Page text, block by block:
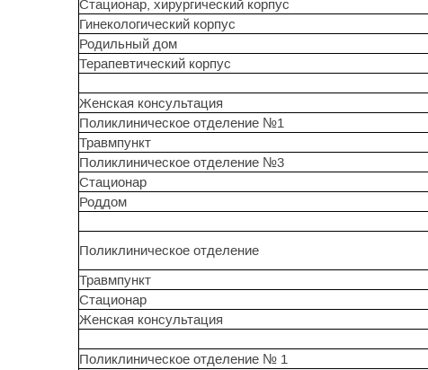
Стационар, хирургический корпус
Гинекологический корпус
Родильный дом
Терапевтический корпус
Женская консультация
Поликлиническое отделение №1
Травмпункт
Поликлиническое отделение №3
Стационар
Роддом
Поликлиническое отделение
Травмпункт
Стационар
Женская консультация
Поликлиническое отделение № 1